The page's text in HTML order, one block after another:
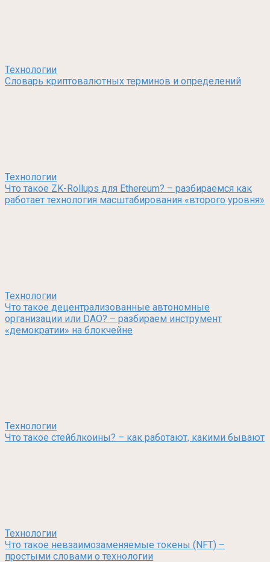
Технологии
Словарь криптовалютных терминов и определений
Технологии
Что такое ZK-Rollups для Ethereum? – разбираемся как
работает технология масштабирования «второго уровня»
Технологии
Что такое децентрализованные автономные
организации или DAO? – разбираем инструмент
«демократии» на блокчейне
Технологии
Что такое стейблкоины? – как работают, какими бывают
Технологии
Что такое невзаимозаменяемые токены (NFT) –
простыми словами о технологии